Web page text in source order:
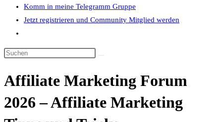
panel.
Komm in meine Telegramm Gruppe
Jetzt registrieren und Community Mitglied werden
umschalten
Diese
durchsuchen
Affiliate Marketing Forum
2026 – Affiliate Marketing